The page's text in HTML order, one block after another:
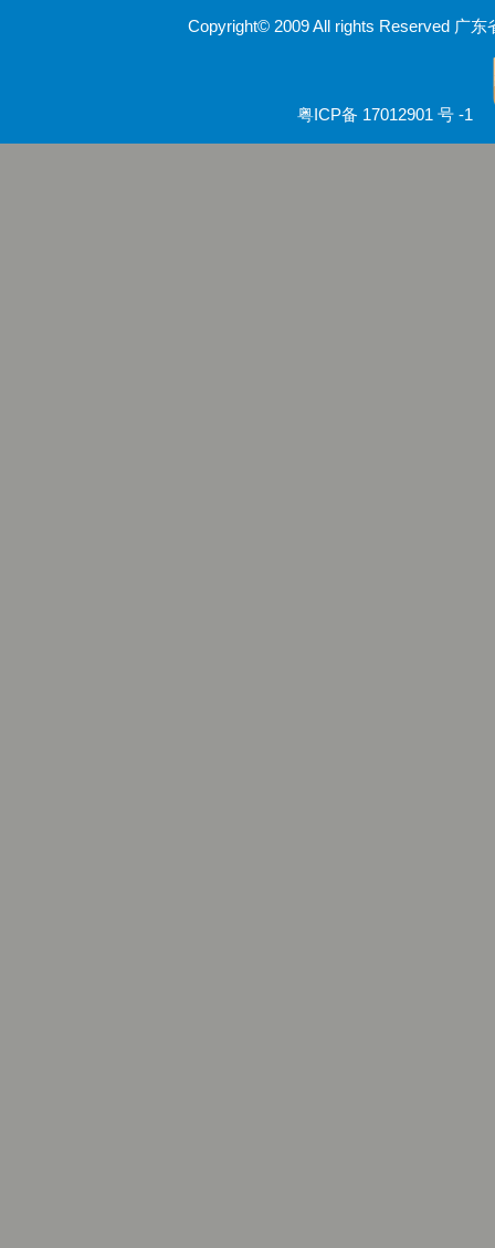
Copyright© 2009 All rights Reserved 广
粤ICP备 17012901 号 -1